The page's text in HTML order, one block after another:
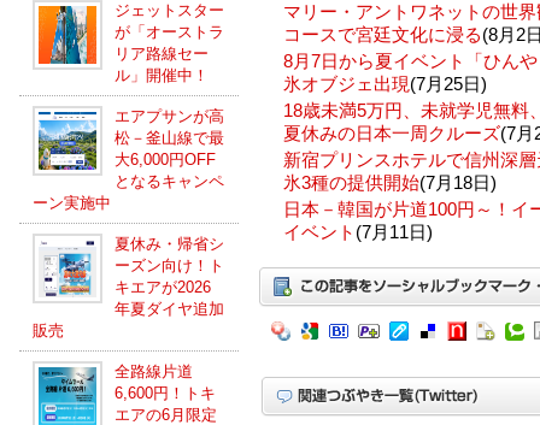
ジェットスター
が「オーストラ
リア路線セー
ル」開催中！
エアプサンが高
松－釜山線で最
大6,000円OFF
となるキャンペ
ーン実施中
夏休み・帰省シ
ーズン向け！ト
キエアが2026
年夏ダイヤ追加
販売
全路線片道
6,600円！トキ
エアの6月限定
マリー・アントワネットの世
コースで宮廷文化に浸る(8月2
8月7日から夏イベント「ひん
氷オブジェ出現(7月25日)
18歳未満5万円、未就学児無料
夏休みの日本一周クルーズ(7月
新宿プリンスホテルで信州深
氷3種の提供開始(7月18日)
日本－韓国が片道100円～！イ
イベント (7月11日)